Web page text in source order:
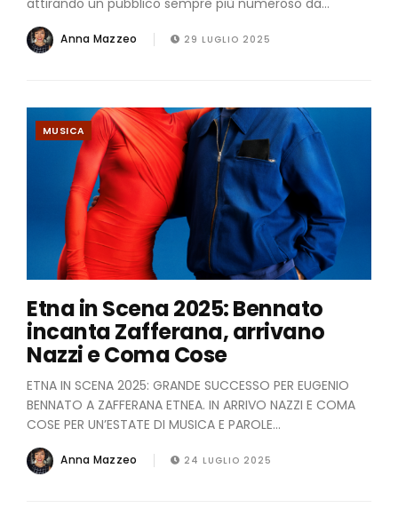
Anna Mazzeo 29 LUGLIO 2025
MUSICA
Etna in Scena 2025: Bennato
incanta Zafferana, arrivano
Nazzi e Coma Cose
ETNA IN SCENA 2025: GRANDE SUCCESSO PER EUGENIO
BENNATO A ZAFFERANA ETNEA. IN ARRIVO NAZZI E COMA
COSE PER UN’ESTATE DI MUSICA E PAROLE...
Anna Mazzeo 24 LUGLIO 2025